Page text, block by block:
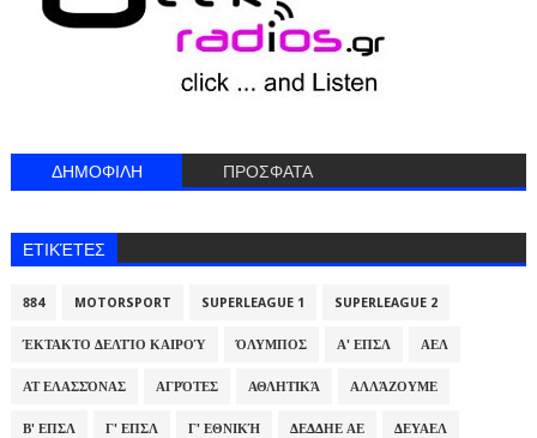
ΔΗΜΟΦΙΛΗ ΠΡΟΣΦΑΤΑ
ΕΤΙΚΈΤΕΣ
884 MOTORSPORT SUPERLEAGUE 1 SUPERLEAGUE 2
ΈΚΤΑΚΤΟ ΔΕΛΤΊΟ ΚΑΙΡΟΎ ΌΛΥΜΠΟΣ Α' ΕΠΣΛ ΑΕΛ
ΑΤ ΕΛΑΣΣΌΝΑΣ ΑΓΡΌΤΕΣ ΑΘΛΗΤΙΚΆ ΑΛΛΆΖΟΥΜΕ
Β' ΕΠΣΛ Γ' ΕΠΣΛ Γ' ΕΘΝΙΚΉ ΔΕΔΔΗΕ ΑΕ ΔΕΥΑΕΛ